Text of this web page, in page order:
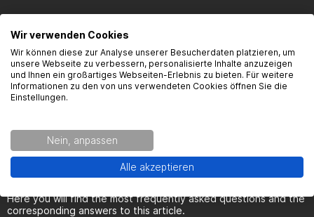
Customer reviews Review
FAQ
Here you will find the most frequently asked questions and the
corresponding answers to this article.
Wir verwenden Cookies
Wir können diese zur Analyse unserer Besucherdaten platzieren, um
unsere Webseite zu verbessern, personalisierte Inhalte anzuzeigen
und Ihnen ein großartiges Webseiten-Erlebnis zu bieten. Für weitere
Informationen zu den von uns verwendeten Cookies öffnen Sie die
Einstellungen.
Nein, anpassen
Alle akzeptieren